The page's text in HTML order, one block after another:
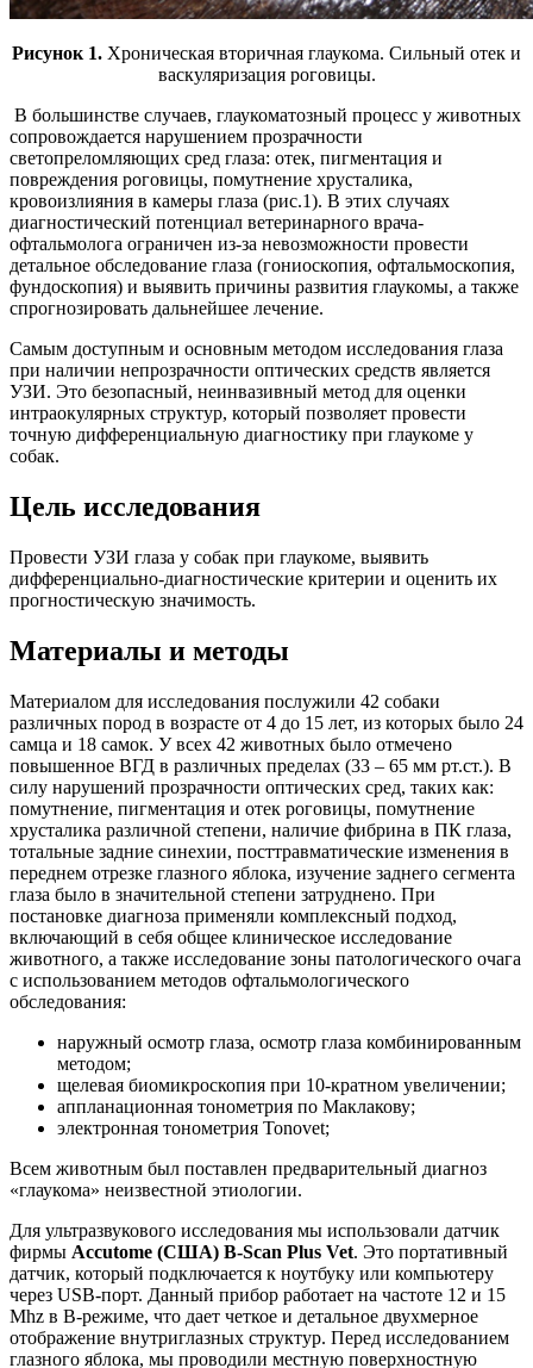
Рисунок 1. Хроническая вторичная глаукома. Сильный отек и
васкуляризация роговицы.
В большинстве случаев, глаукоматозный процесс у животных
сопровождается нарушением прозрачности
светопреломляющих сред глаза: отек, пигментация и
повреждения роговицы, помутнение хрусталика,
кровоизлияния в камеры глаза (рис.1). В этих случаях
диагностический потенциал ветеринарного врача-
офтальмолога ограничен из-за невозможности провести
детальное обследование глаза (гониоскопия, офтальмоскопия,
фундоскопия) и выявить причины развития глаукомы, а также
спрогнозировать дальнейшее лечение.
Самым доступным и основным методом исследования глаза
при наличии непрозрачности оптических средств является
УЗИ. Это безопасный, неинвазивный метод для оценки
интраокулярных структур, который позволяет провести
точную дифференциальную диагностику при глаукоме у
собак.
Цель исследования
Провести УЗИ глаза у собак при глаукоме, выявить
дифференциально-диагностические критерии и оценить их
прогностическую значимость.
Материалы и методы
Материалом для исследования послужили 42 собаки
различных пород в возрасте от 4 до 15 лет, из которых было 24
самца и 18 самок. У всех 42 животных было отмечено
повышенное ВГД в различных пределах (33 – 65 мм рт.ст.). В
силу нарушений прозрачности оптических сред, таких как:
помутнение, пигментация и отек роговицы, помутнение
хрусталика различной степени, наличие фибрина в ПК глаза,
тотальные задние синехии, посттравматические изменения в
переднем отрезке глазного яблока, изучение заднего сегмента
глаза было в значительной степени затруднено. При
постановке диагноза применяли комплексный подход,
включающий в себя общее клиническое исследование
животного, а также исследование зоны патологического очага
с использованием методов офтальмологического
обследования:
наружный осмотр глаза, осмотр глаза комбинированным
методом;
щелевая биомикроскопия при 10-кратном увеличении;
аппланационная тонометрия по Маклакову;
электронная тонометрия Tonovet;
Всем животным был поставлен предварительный диагноз
«глаукома» неизвестной этиологии.
Для ультразвукового исследования мы использовали датчик
фирмы Accutome (США) B-Scan Plus Vet. Это портативный
датчик, который подключается к ноутбуку или компьютеру
через USB-порт. Данный прибор работает на частоте 12 и 15
Mhz в B-режиме, что дает четкое и детальное двухмерное
отображение внутриглазных структур. Перед исследованием
глазного яблока, мы проводили местную поверхностную